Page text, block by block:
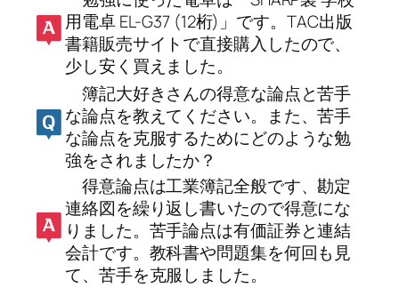
用電卓 EL-G37 (12桁)」です。TAC出版
書籍販売サイトで直接購入したので、
少し安く買えました。
簿記大好きさんの得意な論点と苦手
な論点を教えてください。また、苦手
な論点を克服するためにどのような勉
強をされましたか？
得意論点は工業簿記全般です、勘定
連絡図を繰り返し書いたので得意にな
りました。苦手論点は有価証券と連結
会計です。教科書や問題集を何回も見
て、苦手を克服しました。